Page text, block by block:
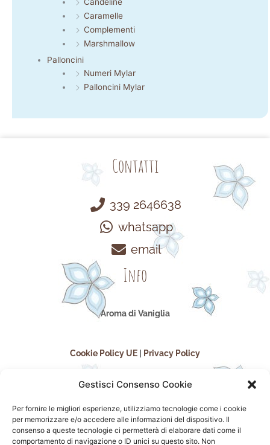
Gestisci Consenso Cookie
Per fornire le migliori esperienze, utilizziamo tecnologie come i cookie
per memorizzare e/o accedere alle informazioni del dispositivo. Il
consenso a queste tecnologie ci permetterà di elaborare dati come il
comportamento di navigazione o ID unici su questo sito. Non
Caramelle
Complementi
Marshmallow
Palloncini
Numeri Mylar
Palloncini Mylar
Contatti
339 2646638
whatsapp
email
Info
Aroma di Vaniglia
Cookie Policy UE Privacy Policy